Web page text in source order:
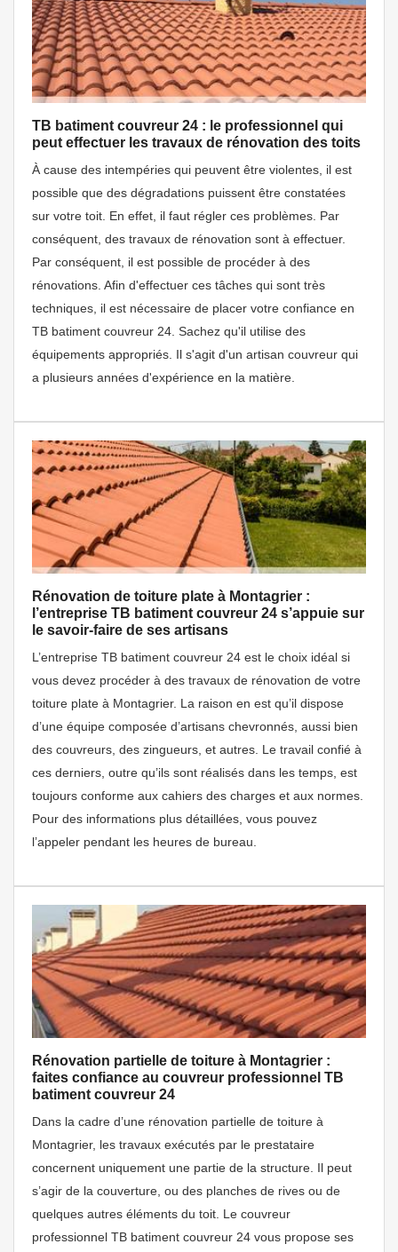
TB batiment couvreur 24 : le professionnel qui
peut effectuer les travaux de rénovation des toits
À cause des intempéries qui peuvent être violentes, il est
possible que des dégradations puissent être constatées
sur votre toit. En effet, il faut régler ces problèmes. Par
conséquent, des travaux de rénovation sont à effectuer.
Par conséquent, il est possible de procéder à des
rénovations. Afin d'effectuer ces tâches qui sont très
techniques, il est nécessaire de placer votre confiance en
TB batiment couvreur 24. Sachez qu'il utilise des
équipements appropriés. Il s'agit d'un artisan couvreur qui
a plusieurs années d'expérience en la matière.
Rénovation de toiture plate à Montagrier :
l’entreprise TB batiment couvreur 24 s’appuie sur
le savoir-faire de ses artisans
L’entreprise TB batiment couvreur 24 est le choix idéal si
vous devez procéder à des travaux de rénovation de votre
toiture plate à Montagrier. La raison en est qu’il dispose
d’une équipe composée d’artisans chevronnés, aussi bien
des couvreurs, des zingueurs, et autres. Le travail confié à
ces derniers, outre qu’ils sont réalisés dans les temps, est
toujours conforme aux cahiers des charges et aux normes.
Pour des informations plus détaillées, vous pouvez
l’appeler pendant les heures de bureau.
Rénovation partielle de toiture à Montagrier :
faites confiance au couvreur professionnel TB
batiment couvreur 24
Dans la cadre d’une rénovation partielle de toiture à
Montagrier, les travaux exécutés par le prestataire
concernent uniquement une partie de la structure. Il peut
s’agir de la couverture, ou des planches de rives ou de
quelques autres éléments du toit. Le couvreur
professionnel TB batiment couvreur 24 vous propose ses